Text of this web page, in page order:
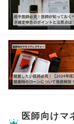
医師向けマ